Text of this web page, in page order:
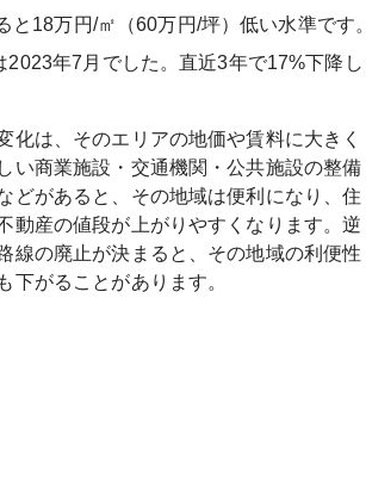
18万円/㎡（60万円/坪）低い水準です。
2023年7月 でした。直近3年で17%下降し
化は、そのエリアの地価や賃料に大きく
い商業施設・交通機関・公共施設の整備
どがあると、その地域は便利になり、住
動産の値段が上がりやすくなります。逆
線の廃止が決まると、その地域の利便性
下がることがあります。